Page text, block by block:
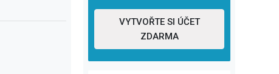
VYTVOŘTE SI ÚČET
ZDARMA